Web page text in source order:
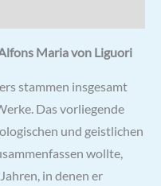
Maria von Liguori
stammen insgesamt
Das vorliegende
und geistlichen
wollte,
in denen er